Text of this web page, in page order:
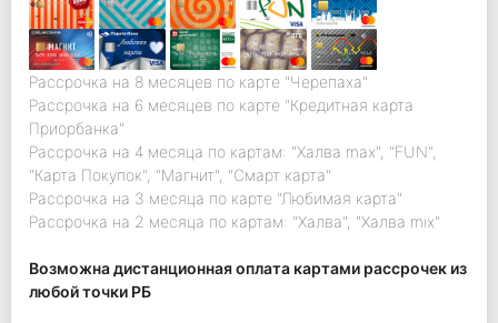
Рассрочка на 8 месяцев по карте "Черепаха"
Рассрочка на 6 месяцев по карте "Кредитная карта
Приорбанка"
Рассрочка на 4 месяца по картам: "Халва max", "FUN",
"Карта Покупок", "Магнит", "Смарт карта"
Рассрочка на 3 месяца по карте "Любимая карта"
Рассрочка на 2 месяца по картам: "Халва", "Халва mix"
Возможна дистанционная оплата картами рассрочек из
любой точки РБ